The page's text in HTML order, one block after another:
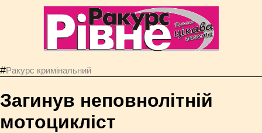
#Ракурс кримінальний
Загинув неповнолітній
мотоцикліст